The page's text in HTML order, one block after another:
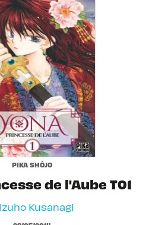
PIKA SHÔJO
de l'Aube T01
Kusanagi